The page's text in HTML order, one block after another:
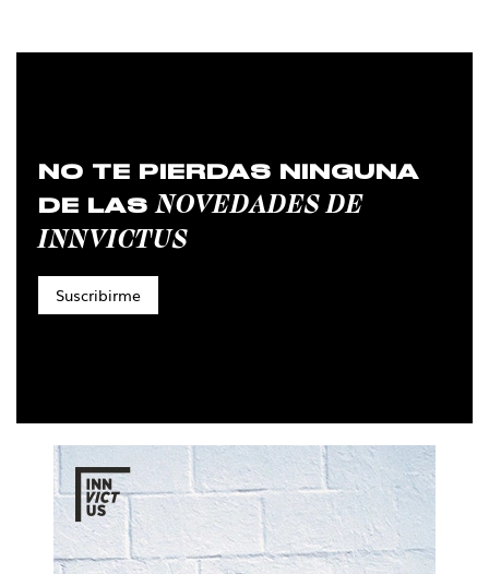
NO TE PIERDAS NINGUNA
DE LAS NOVEDADES DE
INNVICTUS
Suscribirme